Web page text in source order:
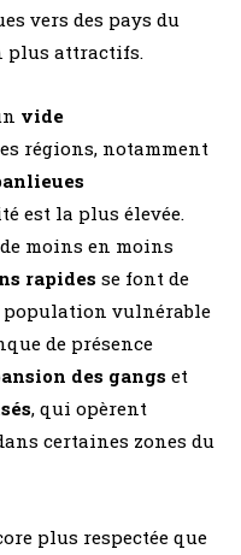
vers des pays du
plus attractifs.
vide
régions, notamment
est la plus élevée.
moins en moins
rapides se font de
vulnérable
de présence
des gangs et
, qui opèrent
certaines zones du
plus respectée que